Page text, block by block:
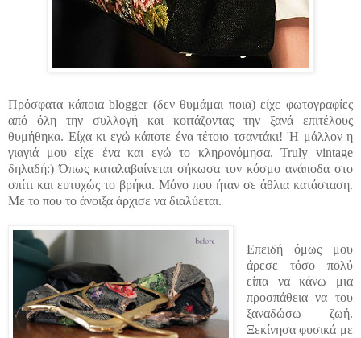
Πρόσφατα κάποια blogger (δεν θυμάμαι ποια)είχε φωτογραφίες
από όλη την συλλογή και κοιτάζοντας την ξανά επιτέλους
θυμήθηκα. Είχα κι εγώ κάποτε ένα τέτοιο τσαντάκι! 'Η μάλλον η
γιαγιά μου είχε ένα και εγώ το κληρονόμησα. Truly vintage
δηλαδή:) Όπως καταλαβαίνεται σήκωσα τον κόσμο ανάποδα στο
σπίτι και ευτυχώς το βρήκα. Μόνο που ήταν σε άθλια κατάσταση.
Με το που το άνοιξα άρχισε να διαλύεται.
Επειδή όμως μου
άρεσε τόσο πολύ
είπα να κάνω μια
προσπάθεια να του
ξαναδώσω ζωή.
Ξεκίνησα φυσικά με